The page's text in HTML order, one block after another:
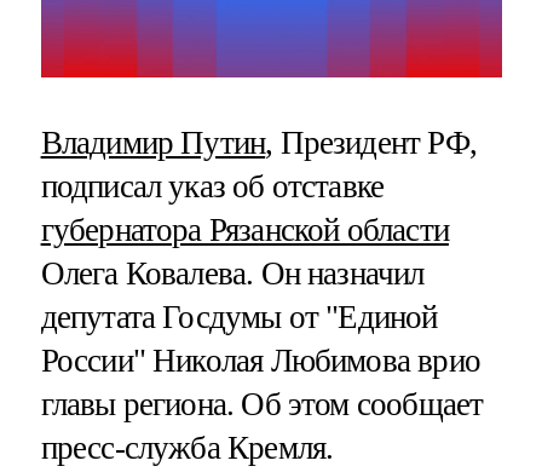
Владимир Путин, Президент РФ,
подписал указ об отставке
губернатора Рязанской области
Олега Ковалева. Он назначил
депутата Госдумы от "Единой
России" Николая Любимова врио
главы региона. Об этом сообщает
пресс-служба Кремля.